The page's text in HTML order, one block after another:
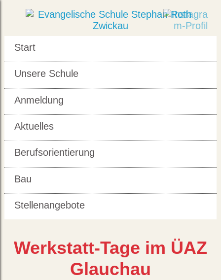
Start
Unsere Schule
Anmeldung
Aktuelles
Berufsorientierung
Bau
Stellenangebote
Werkstatt-Tage im ÜAZ
Glauchau